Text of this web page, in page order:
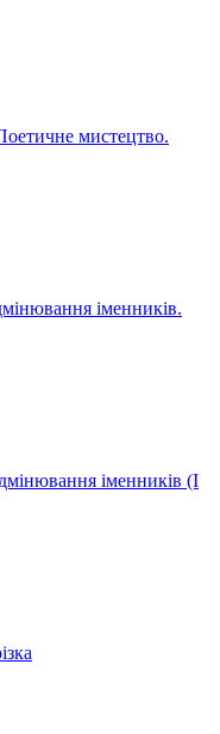
мистецтво.
іменників.
іменників (І